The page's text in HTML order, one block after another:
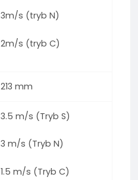
3m/s (tryb N)
2m/s (tryb C)
213 mm
3.5 m/s (Tryb S)
3 m/s (Tryb N)
1.5 m/s (Tryb C)